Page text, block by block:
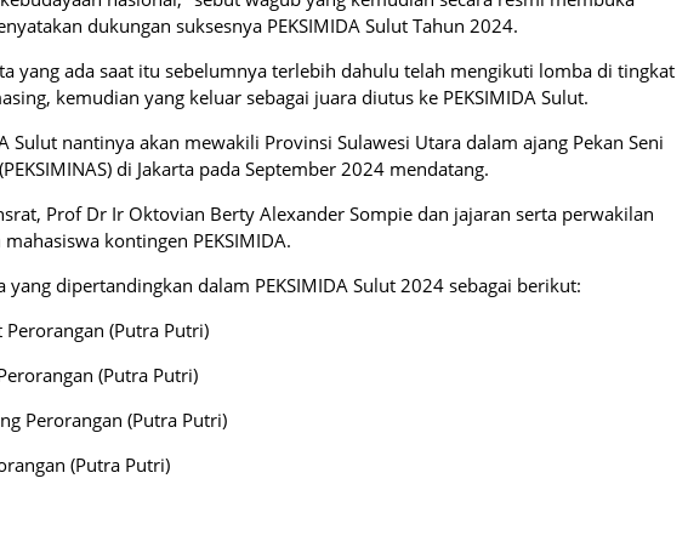
dukungan suksesnya PEKSIMIDA Sulut Tahun 2024.
yang ada saat itu sebelumnya terlebih dahulu telah mengikuti lomba di tingkat
kemudian yang keluar sebagai juara diutus ke PEKSIMIDA Sulut.
Sulut nantinya akan mewakili Provinsi Sulawesi Utara dalam ajang Pekan Seni
di Jakarta pada September 2024 mendatang.
Prof Dr Ir Oktovian Berty Alexander Sompie dan jajaran serta perwakilan
kontingen PEKSIMIDA.
dipertandingkan dalam PEKSIMIDA Sulut 2024 sebagai berikut:
(Putra Putri)
(Putra Putri)
Perorangan (Putra Putri)
(Putra Putri)